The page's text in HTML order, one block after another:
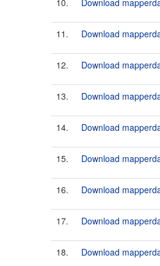
10. Download
11. Download
12. Download
13. Download
14. Download
15. Download
16. Download
17. Download
18. Download